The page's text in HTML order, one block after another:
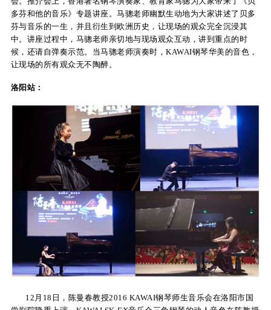
多芬和他的音乐》专题讲座。马骢老师幽默生动地为大家讲述了贝多
芬与音乐的一生，并且衍生到欧洲历史，让现场的观众完全沉浸其
中。讲座过程中，马骢老师亲切地与现场观众互动，讲到重点的时
候，还请自弹奏示范。当马骢老师演奏时，KAWAI钢琴华美的音色，
让现场的所有观众无不陶醉。
洛阳站：
12月18日，陈曼春教授2016 KAWAI钢琴师生音乐会在洛阳市国